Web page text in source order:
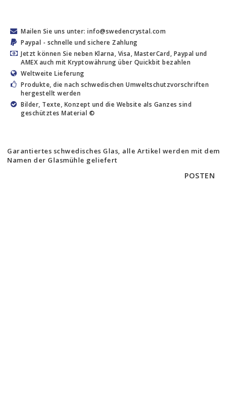
Mailen Sie uns unter: info@swedencrystal.com
Paypal - schnelle und sichere Zahlung
Jetzt können Sie neben Klarna, Visa, MasterCard, Paypal und
AMEX auch mit Kryptowährung über Quickbit bezahlen
Weltweite Lieferung
Produkte, die nach schwedischen Umweltschutzvorschriften
hergestellt werden
Bilder, Texte, Konzept und die Website als Ganzes sind
geschütztes Material ©
Garantiertes schwedisches Glas, alle Artikel werden mit dem
Namen der Glasmühle geliefert
POSTEN